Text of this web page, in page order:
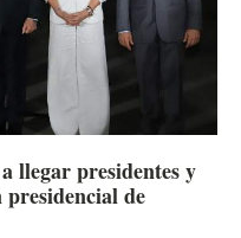
llegar presidentes y
presidencial de